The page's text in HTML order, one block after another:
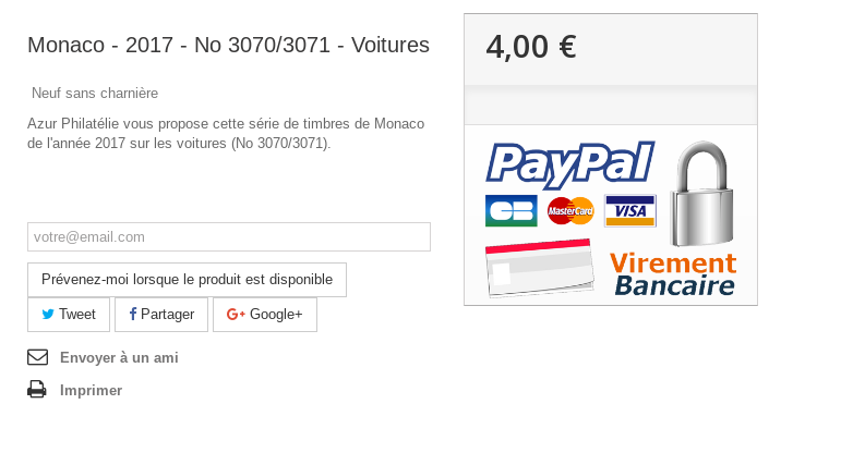
Monaco - 2017 - No 3070/3071 - Voitures
Neuf sans charnière
Azur Philatélie vous propose cette série de timbres de Monaco
de l'année 2017 sur les voitures (No 3070/3071).
Prévenez-moi lorsque le produit est disponible
Tweet Partager Google+
Envoyer à un ami
Imprimer
4,00 €